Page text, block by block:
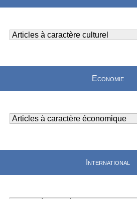
Economie
International